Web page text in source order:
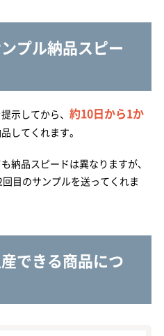
プル納品スピー
示してから、 約10日から1か
してくれます。
納品スピードは異なりますが、
目のサンプルを送ってくれま
できる商品につ